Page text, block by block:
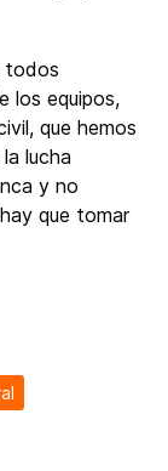
todos
los equipos,
que hemos
lucha
y no
que tomar